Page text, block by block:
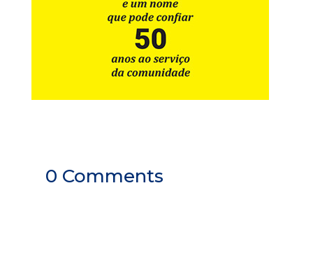
0 Comments